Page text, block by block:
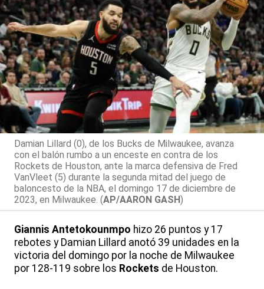
Damian Lillard (0), de los Bucks de Milwaukee, avanza
con el balón rumbo a un enceste en contra de los
Rockets de Houston, ante la marca defensiva de Fred
VanVleet (5) durante la segunda mitad del juego de
baloncesto de la NBA, el domingo 17 de diciembre de
2023, en Milwaukee. (AP/AARON GASH)
Giannis Antetokounmpo hizo 26 puntos y 17
rebotes y Damian Lillard anotó 39 unidades en la
victoria del domingo por la noche de Milwaukee
por 128-119 sobre los Rockets de Houston.